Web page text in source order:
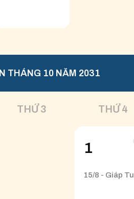
THÁNG 10 NĂM 2031
THỨ 3 THỨ 4
1
15/8 - Giáp